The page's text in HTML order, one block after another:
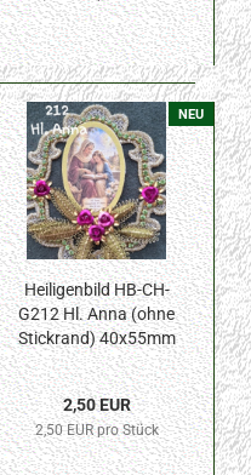
NEU
Heiligenbild HB-CH-
G212 Hl. Anna (ohne
Stickrand) 40x55mm
2,50 EUR
2,50 EUR pro Stück